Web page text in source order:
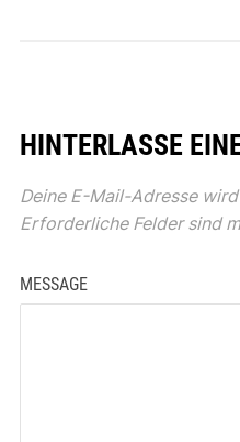
HINTERLASSE
Deine E-Mail-Adresse
Erforderliche Felder sind
MESSAGE